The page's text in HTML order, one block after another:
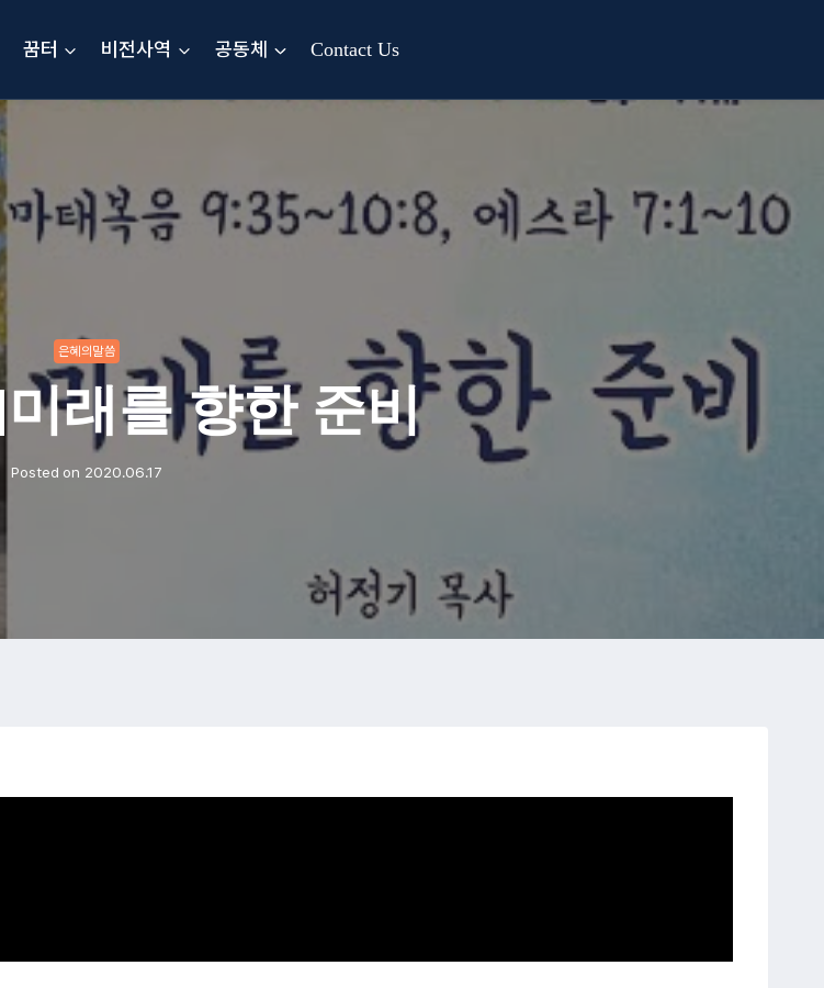
꿈터 비전사역 공동체 Contact Us
은혜의말씀
래를 향한 준비
Posted on 2020.06.17